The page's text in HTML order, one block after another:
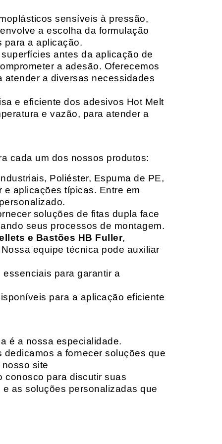
sensíveis à pressão,
a escolha da formulação
para a aplicação.
antes da aplicação de
a adesão. Oferecemos
atender a diversas necessidades
e eficiente dos adesivos Hot Melt
e vazão, para atender a
cada um dos nossos produtos:
Poliéster, Espuma de PE,
aplicações típicas. Entre em
soluções de fitas dupla face
seus processos de montagem.
e Bastões HB Fuller,
equipe técnica pode auxiliar
para garantir a
para a aplicação eficiente
é a nossa especialidade.
a fornecer soluções que
site
conosco para discutir suas
as soluções personalizadas que